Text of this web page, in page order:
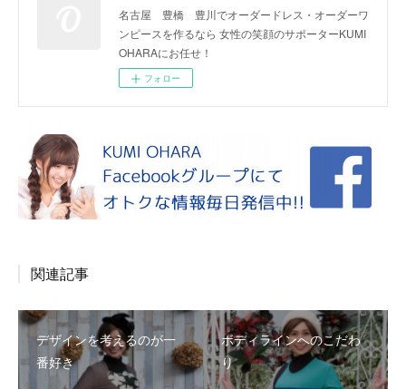
名古屋 豊橋 豊川でオーダードレス・オーダーワ
ンピースを作るなら 女性の笑顔のサポーターKUMI
OHARAにお任せ！
フォロー
関連記事
デザインを考えるのが一
番好き
ボディラインへのこだわ
り